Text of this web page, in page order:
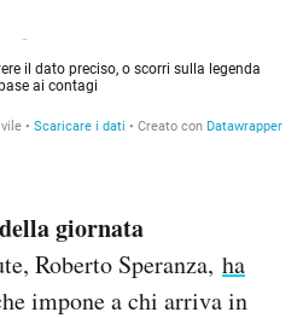
giornata
Roberto Speranza, ha
impone a chi arriva in